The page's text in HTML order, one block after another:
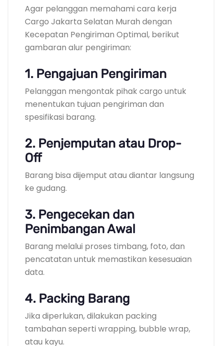
Agar pelanggan memahami cara kerja
Cargo Jakarta Selatan Murah dengan
Kecepatan Pengiriman Optimal, berikut
gambaran alur pengiriman:
1. Pengajuan Pengiriman
Pelanggan mengontak pihak cargo untuk
menentukan tujuan pengiriman dan
spesifikasi barang.
2. Penjemputan atau Drop-
Off
Barang bisa dijemput atau diantar langsung
ke gudang.
3. Pengecekan dan
Penimbangan Awal
Barang melalui proses timbang, foto, dan
pencatatan untuk memastikan kesesuaian
data.
4. Packing Barang
Jika diperlukan, dilakukan packing
tambahan seperti wrapping, bubble wrap,
atau kayu.